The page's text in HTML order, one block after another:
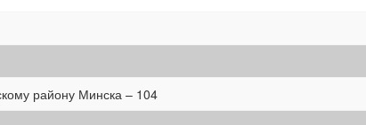
району Минска – 104